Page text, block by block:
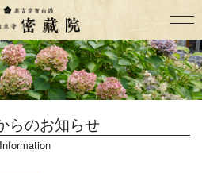
らのお知らせ
Information